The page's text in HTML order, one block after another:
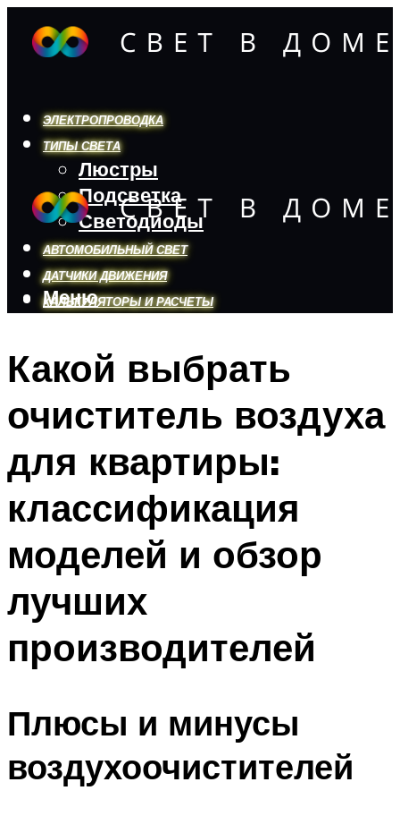
ЭЛЕКТРОПРОВОДКА
ТИПЫ СВЕТА
Люстры
Подсветка
Светодиоды
АВТОМОБИЛЬНЫЙ СВЕТ
ДАТЧИКИ ДВИЖЕНИЯ
КАЛЬКУЛЯТОРЫ И РАСЧЕТЫ
Меню
Меню
Какой выбрать
очиститель воздуха
для квартиры:
классификация
моделей и обзор
лучших
производителей
Плюсы и минусы
воздухоочистителей